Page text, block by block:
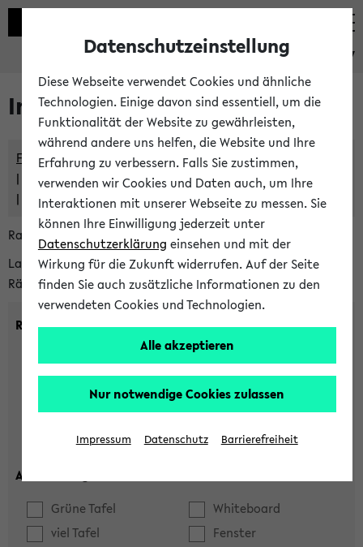
eKVV
Im eKVV verwaltete Räume
Freie Räume und Veranstaltungsüberschneidungen
Raumüberschneidungen
Hinweise der zentralen Raumvergabe
Raumanfragen:
raumvergabe@uni-bielefeld.de
Lassen Sie sich alle Räume anzeigen oder suchen Sie nach
Räumen mit bestimmten Eigenschaften:
Raumkriterien:
max. Plätze:
Ausstattung:
Grüne Tafel
Whiteboard
viel Tafel
Fenster
Datenschutzeinstellung
Diese Webseite verwendet Cookies und ähnliche
Technologien. Einige davon sind essentiell, um die
Funktionalität der Website zu gewährleisten,
während andere uns helfen, die Website und Ihre
Erfahrung zu verbessern. Falls Sie zustimmen,
verwenden wir Cookies und Daten auch, um Ihre
Interaktionen mit unserer Webseite zu messen. Sie
können Ihre Einwilligung jederzeit unter
Datenschutzerklärung einsehen und mit der
Wirkung für die Zukunft widerrufen. Auf der Seite
finden Sie auch zusätzliche Informationen zu den
verwendeten Cookies und Technologien.
Alle akzeptieren
Nur notwendige Cookies zulassen
Impressum Datenschutz Barrierefreiheit